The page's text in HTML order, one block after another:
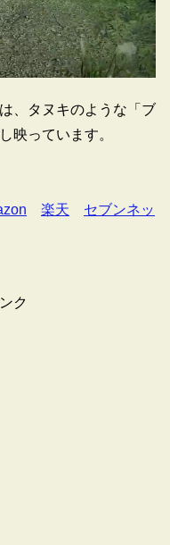
、タヌキのような「ブ
映っています。
楽天
セブンネッ
ク